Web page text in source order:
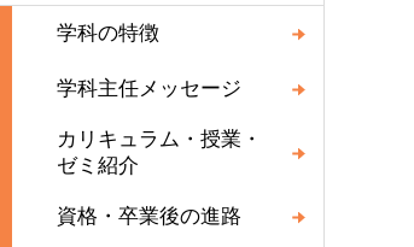
学科の特徴
学科主任メッセージ
カリキュラム・授業・
ゼミ紹介
資格・卒業後の進路